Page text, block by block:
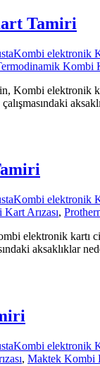
Tamiri
Kombi elektronik
Kombi
elektronik
Kombi elektronik
Arızası,
elektronik kartı
aksaklıklar
Kombi elektronik
, Maktek Kombi